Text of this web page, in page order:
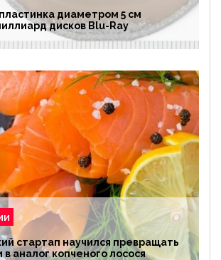
диаметром 5 см
дисков Blu-Ray
стартап научился превращать
в аналог копченого лосося